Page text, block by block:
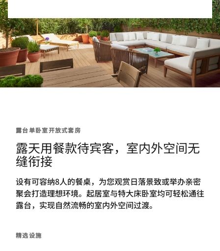
露台单卧室开放式套房
露天用餐款待宾客，室内外空间无
缝衔接
设有可容纳8人的餐桌，为您观赏日落景致或举办亲密
聚会打造理想环境。起居室与特大床卧室均可轻松通往
露台，实现自然流畅的室内外空间过渡。
精选设施